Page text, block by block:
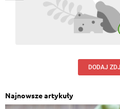
DODAJ
Najnowsze artykuły